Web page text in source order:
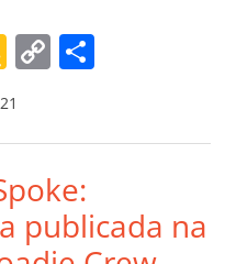
m
G
o
o
gl
e
Cl
C
y
Li
n
p
til
publicada na